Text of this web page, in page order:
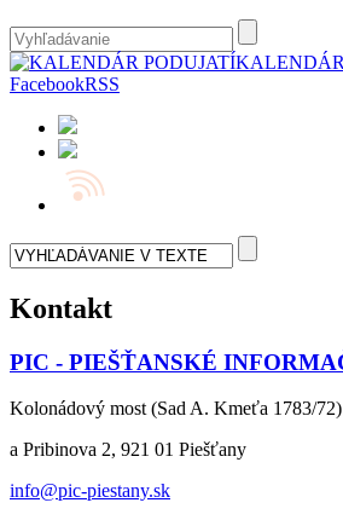
FacebookRSS
Kontakt
PIC - PIEŠŤANSKÉ
Kolonádový most (Sad A. Kmeťa 1783/72)
a Pribinova 2, 921 01 Piešťany
info@pic-piestany.sk